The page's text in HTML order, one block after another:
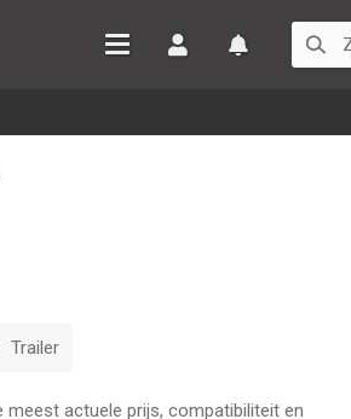
Trailer
meest actuele prijs, compatibiliteit en